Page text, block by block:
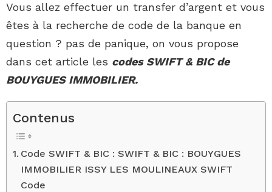
Vous allez effectuer un transfer d’argent et vous
êtes à la recherche de code de la banque en
question ? pas de panique, on vous propose
dans cet article les codes SWIFT & BIC de
BOUYGUES IMMOBILIER.
Contenus
Code SWIFT & BIC : SWIFT & BIC : BOUYGUES
IMMOBILIER ISSY LES MOULINEAUX SWIFT
Code